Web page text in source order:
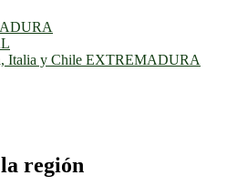
Italia y Chile EXTREMADURA
región